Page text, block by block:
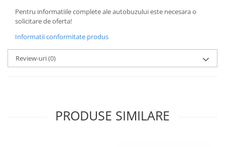
Pentru informatiile complete ale autobuzului este necesara o
solicitare de oferta!
Informatii conformitate produs
Review-uri(0)
PRODUSE SIMILARE